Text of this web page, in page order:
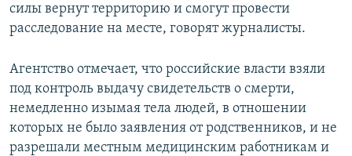
силы вернут территорию и смогут провести
расследование на месте, говорят журналисты.
Агентство отмечает, что российские власти взяли
под контроль выдачу свидетельств о смерти,
немедленно изымая тела людей, в отношении
которых не было заявления от родственников, и не
разрешали местным медицинским работникам и